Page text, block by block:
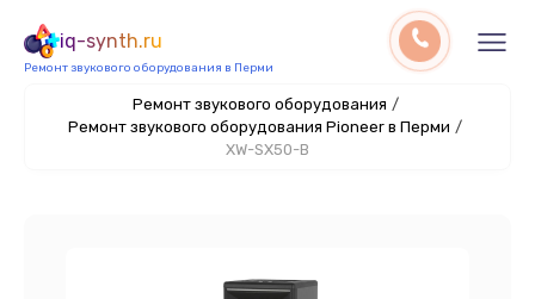
iq-synth.ru
Ремонт звукового оборудования в Перми
Ремонт звукового оборудования /
Ремонт звукового оборудования Pioneer в Перми /
XW-SX50-B